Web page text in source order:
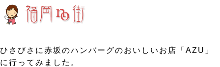
ひさびさに赤坂のハンバーグのおいしいお店「AZU」
に行ってみました。